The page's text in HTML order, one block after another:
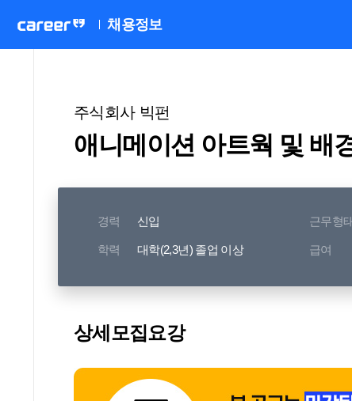
채용정보
주식회사 빅펀
애니메이션 아트웍 및 배
경력 신입 근무형
학력 대학(2,3년) 졸업 이상 급여
상세모집요강